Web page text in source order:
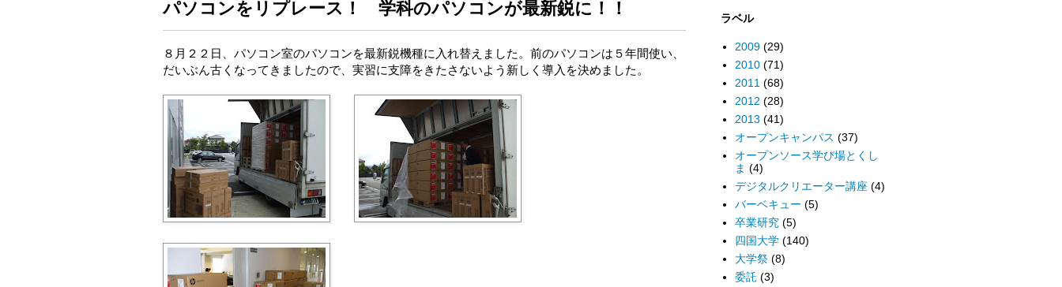
パソコンをリプレース！ 学科のパソコンが最新鋭に！！
８月２２日、パソコン室のパソコンを最新鋭機種に入れ替えました。前のパソコンは５年間使い、
だいぶん古くなってきましたので、実習に支障をきたさないよう新しく導入を決めました。
ラベル
2009 (29)
2010 (71)
2011 (68)
2012 (28)
2013 (41)
オープンキャンパス (37)
オープンソース学び場とくし
ま (4)
デジタルクリエーター講座 (4)
バーベキュー (5)
卒業研究 (5)
四国大学 (140)
大学祭 (8)
委託 (3)